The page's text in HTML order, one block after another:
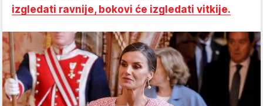
izgledati ravnije, bokovi će izgledati vitkije.